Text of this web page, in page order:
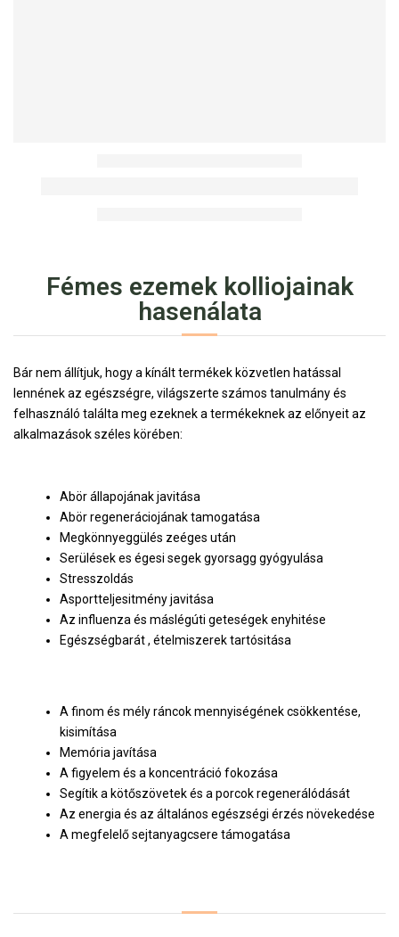
Fémes ezemek kolliojainak
hasenálata
Bár nem állítjuk, hogy a kínált termékek közvetlen hatással
lennének az egészségre, világszerte számos tanulmány és
felhasználó találta meg ezeknek a termékeknek az előnyeit az
alkalmazások széles körében:
Abör állapojának javitása
Abör regeneráciojának tamogatása
Megkönnyeggülés zeéges után
Serülések es égesi segek gyorsagg gyógyulása
Stresszoldás
Asportteljesitmény javitása
Az influenza és máslégúti geteségek enyhitése
Egészségbarát , ételmiszerek tartósitása
A finom és mély ráncok mennyiségének csökkentése,
kisimítása
Memória javítása
A figyelem és a koncentráció fokozása
Segítik a kötőszövetek és a porcok regenerálódását
Az energia és az általános egészségi érzés növekedése
A megfelelő sejtanyagcsere támogatása